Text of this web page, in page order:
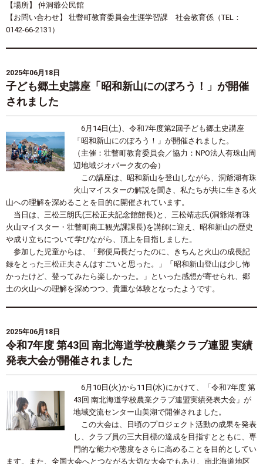
【場所】 仲洞爺公民館
【お問い合わせ】 壮瞥町教育委員会生涯学習課 社会教育係（TEL：
0142-66-2131）
2025年06月18日
子ども郷土史講座「昭和新山にのぼろう！」が開催
されました
6月14日(土)、令和7年度第2回子ども郷土史講座
「昭和新山にのぼろう！」が開催されました。
（主催：壮瞥町教育委員会／協力：NPO法人有珠山周
辺地域ジオパーク友の会）
この講座は、昭和新山を登山しながら、洞爺湖有珠
火山マイスターの解説を聞き、私たちが共に生きる火
山への理解を深めることを目的に開催されています。
当日は、三松三朗氏(三松正夫記念館館長)と、三松靖志氏(洞爺湖有珠
火山マイスター・壮瞥町商工観光課課長)を講師に迎え、昭和新山の歴史
や成り立ちについて学びながら、頂上を目指しました。
参加した児童からは、「郵便局長だったのに、きちんと火山の成長記
録をとった三松正夫さんはすごいと思った。」「昭和新山登山は少し怖
かったけど、登ってみたら楽しかった。」といった感想が寄せられ、郷
土の火山への理解を深めつつ、貴重な体験となったようです。
2025年06月18日
令和7年度 第43回 南北海道学校農業クラブ連盟 実績
発表大会が開催されました
6月10日(火)から11日(水)にかけて、「令和7年度 第
43回 南北海道学校農業クラブ連盟実績発表大会」が
地域交流センター山美湖で開催されました。
この大会は、日頃のプロジェクト活動の成果を発表
し、クラブ員の三大目標の達成を目指すとともに、専
門的な能力や態度をさらに高めることを目的としてい
ます。また、全国大会へとつながる大切な大会でもあり、南北海道地区